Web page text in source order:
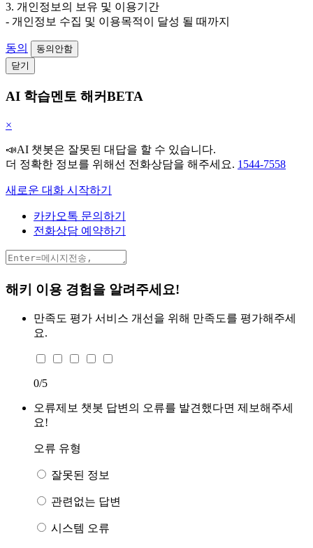
3. 개인정보의 보유 및 이용기간
- 개인정보 수집 및 이용목적이 달성 될 때까지
동의
동의안함
닫기
AI 학습멘토 해커BETA
×
📣AI 챗봇은 잘못된 대답을 할 수 있습니다.
더 정확한 정보를 위해선 전화상담을 해주세요. 1544-7558
새로운 대화 시작하기
카카오톡 문의하기
전화상담 예약하기
해키 이용 경험을 알려주세요!
만족도 평가 서비스 개선을 위해 만족도를 평가해주세
요.
0/5
오류제보 챗봇 답변의 오류를 발견했다면 제보해주세
요!
오류 유형
잘못된 정보
관련없는 답변
시스템 오류